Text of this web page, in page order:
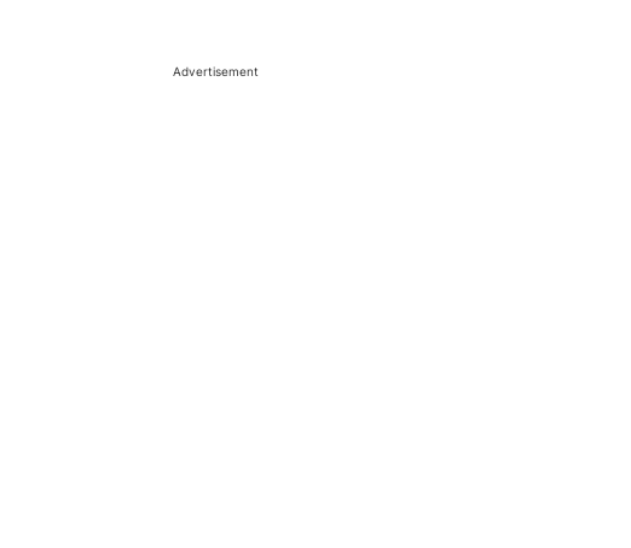
Advertisement